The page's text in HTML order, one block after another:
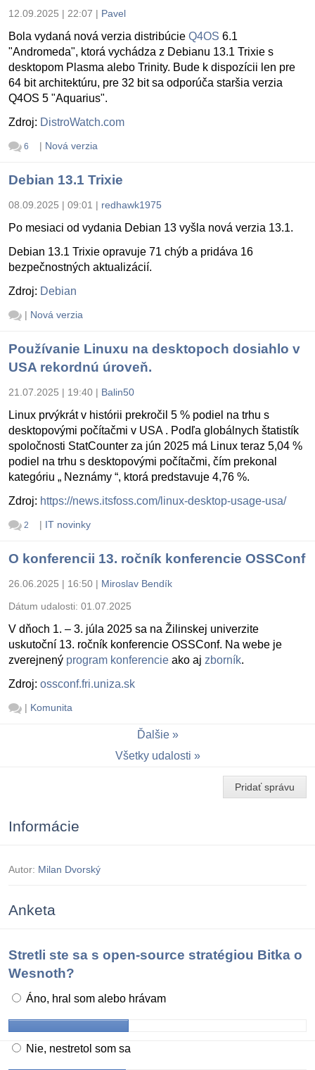
12.09.2025 | 22:07 | Pavel
Bola vydaná nová verzia distribúcie Q4OS 6.1
"Andromeda", ktorá vychádza z Debianu 13.1 Trixie s
desktopom Plasma alebo Trinity. Bude k dispozícii len pre
64 bit architektúru, pre 32 bit sa odporúča staršia verzia
Q4OS 5 "Aquarius".
Zdroj: DistroWatch.com
6 | Nová verzia
Debian 13.1 Trixie
08.09.2025 | 09:01 | redhawk1975
Po mesiaci od vydania Debian 13 vyšla nová verzia 13.1.
Debian 13.1 Trixie opravuje 71 chýb a pridáva 16
bezpečnostných aktualizácií.
Zdroj: Debian
| Nová verzia
Používanie Linuxu na desktopoch dosiahlo v
USA rekordnú úroveň.
21.07.2025 | 19:40 | Balin50
Linux prvýkrát v histórii prekročil 5 % podiel na trhu s
desktopovými počítačmi v USA . Podľa globálnych štatistík
spoločnosti StatCounter za jún 2025 má Linux teraz 5,04 %
podiel na trhu s desktopovými počítačmi, čím prekonal
kategóriu „ Neznámy “, ktorá predstavuje 4,76 %.
Zdroj: https://news.itsfoss.com/linux-desktop-usage-usa/
2 | IT novinky
O konferencii 13. ročník konferencie OSSConf
26.06.2025 | 16:50 | Miroslav Bendík
Dátum udalosti: 01.07.2025
V dňoch 1. – 3. júla 2025 sa na Žilinskej univerzite
uskutoční 13. ročník konferencie OSSConf. Na webe je
zverejnený program konferencie ako aj zborník.
Zdroj: ossconf.fri.uniza.sk
| Komunita
Ďalšie
Všetky udalosti
Pridať správu
Informácie
Autor: Milan Dvorský
Anketa
Stretli ste sa s open-source stratégiou Bitka o
Wesnoth?
Áno, hral som alebo hrávam
Nie, nestretol som sa